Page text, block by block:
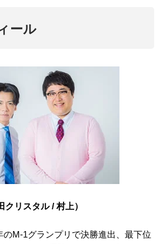
ール
リスタル / 村上）
のM-1グランプリで決勝進出、最下位